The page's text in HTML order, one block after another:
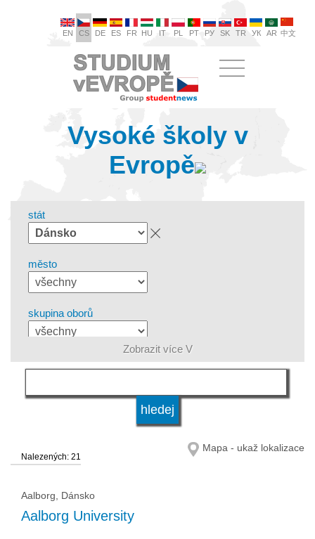
EN CS DE ES FR HU IT PL PT РУ SK TR УК AR 中文
Vysoké školy v
Evropě
stát
město
skupina oborů
jazyk
status vysoké školy
Zobrazit více V
Nalezených: 21
Mapa - ukaž lokalizace
Aalborg, Dánsko
Aalborg University